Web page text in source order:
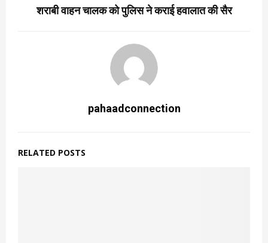
शराबी वाहन चालक को पुलिस ने कराई हवालात की सैर
pahaadconnection
RELATED POSTS